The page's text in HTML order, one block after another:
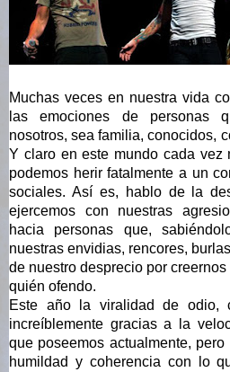
Muchas veces en nuestra vida
las emociones de personas
nosotros, sea familia, conocidos,
Y claro en este mundo cada vez
podemos herir fatalmente a un
sociales. Así es, hablo de la
ejercemos con nuestras
hacia personas que,
nuestras envidias, rencores,
de nuestro desprecio por
quién ofendo.
Este año la viralidad de odio,
increíblemente gracias a la
que poseemos actualmente,
humildad y coherencia con lo